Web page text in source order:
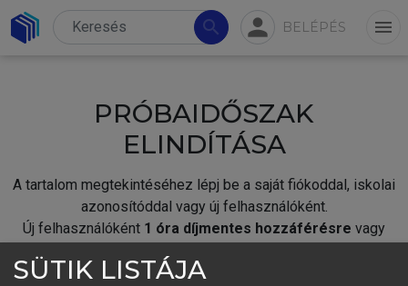
search person BELÉPÉS menu
PRÓBAIDŐSZAK
ELINDÍTÁSA
A tartalom megtekintéséhez lépj be a saját fiókoddal, iskolai
azonosítóddal vagy új felhasználóként.
Új felhasználóként 1 óra díjmentes hozzáférésre vagy
SÜTIK LISTÁJA